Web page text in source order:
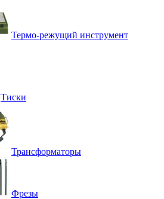
Термо-режущий инструмент
Тиски
Трансформаторы
Фрезы